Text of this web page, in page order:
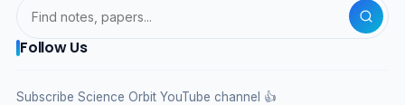
Follow Us
Subscribe Science Orbit YouTube channel 👍